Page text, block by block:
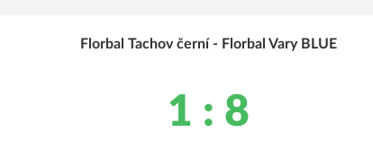
Florbal Tachov černí - Florbal Vary BLUE
1 : 8